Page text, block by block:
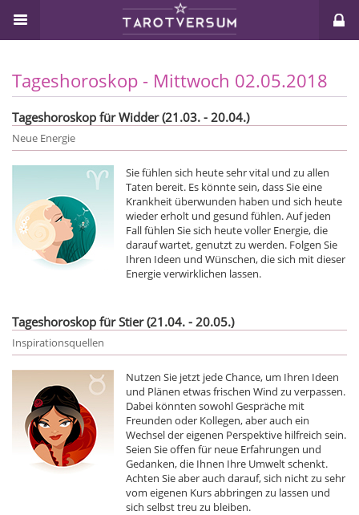
Tageshoroskop - Mittwoch 02.05.2018
Tageshoroskop für Widder (21.03. - 20.04.)
Neue Energie
Sie fühlen sich heute sehr vital und zu allen
Taten bereit. Es könnte sein, dass Sie eine
Krankheit überwunden haben und sich heute
wieder erholt und gesund fühlen. Auf jeden
Fall fühlen Sie sich heute voller Energie, die
darauf wartet, genutzt zu werden. Folgen Sie
Ihren Ideen und Wünschen, die sich mit dieser
Energie verwirklichen lassen.
Tageshoroskop für Stier (21.04. - 20.05.)
Inspirationsquellen
Nutzen Sie jetzt jede Chance, um Ihren Ideen
und Plänen etwas frischen Wind zu verpassen.
Dabei könnten sowohl Gespräche mit
Freunden oder Kollegen, aber auch ein
Wechsel der eigenen Perspektive hilfreich sein.
Seien Sie offen für neue Erfahrungen und
Gedanken, die Ihnen Ihre Umwelt schenkt.
Achten Sie aber auch darauf, sich nicht zu sehr
vom eigenen Kurs abbringen zu lassen und
sich selbst treu zu bleiben.